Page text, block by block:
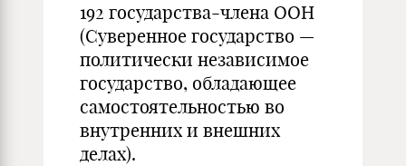
192 государства-члена ООН
(Суверенное государство —
политически независимое
государство, обладающее
самостоятельностью во
внутренних и внешних
делах).